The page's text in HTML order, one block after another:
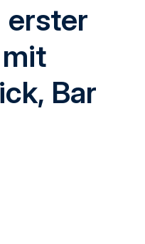
erster
Bar